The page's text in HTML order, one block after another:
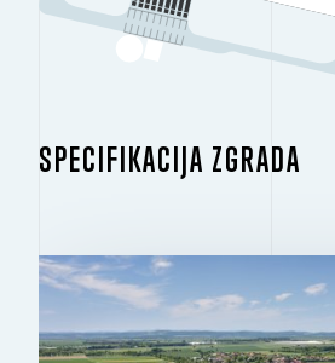
SPECIFIKACIJA ZGRADA